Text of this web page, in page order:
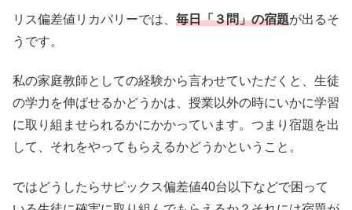
リス偏差値リカバリーでは、 毎日「３問」の宿題が出るそ
うです。
私の家庭教師としての経験から言わせていただくと、生徒
の学力を伸ばせるかどうかは、授業以外の時にいかに学習
に取り組ませられるかにかかっています。つまり宿題を出
して、それをやってもらえるかどうかということ。
ではどうしたらサピックス偏差値40台以下などで困って